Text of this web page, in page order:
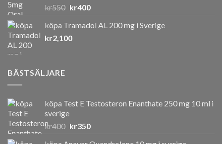
kr550 Det
priset
var:
kr400Det
priset
köpa Tramadol AL 200 mg i Sverige
kr2,100
BÄSTSÄLJARE
köpa Test E Testosteron Enanthate 250 mg 10 ml i
sverige
kr400 Det
kr350Det